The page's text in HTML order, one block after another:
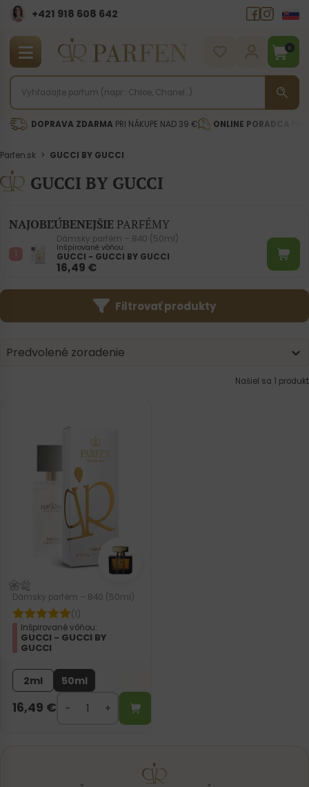
+421 918 608 642‬
0
DOPRAVA ZDARMA PRI NÁKUPE NAD 39 € ONLINE PORADCA
Parfen.sk > GUCCI BY GUCCI
GUCCI BY GUCCI
NAJOBĽÚBENEJŠIEPARFÉMY
Dámsky parfém – 840 (50ml)
Inšpirované vôňou:
GUCCI - GUCCI BY GUCCI
16,49 €
Filtrovať produkty
Product | Sorting
Sort content
Predvolené zoradenie
Sort content
Našiel sa 1 produkt
Dámsky parfém – 840 (50ml)
(1)
Inšpirované vôňou:
GUCCI - GUCCI BY
GUCCI
2ml 50ml
16,49 €